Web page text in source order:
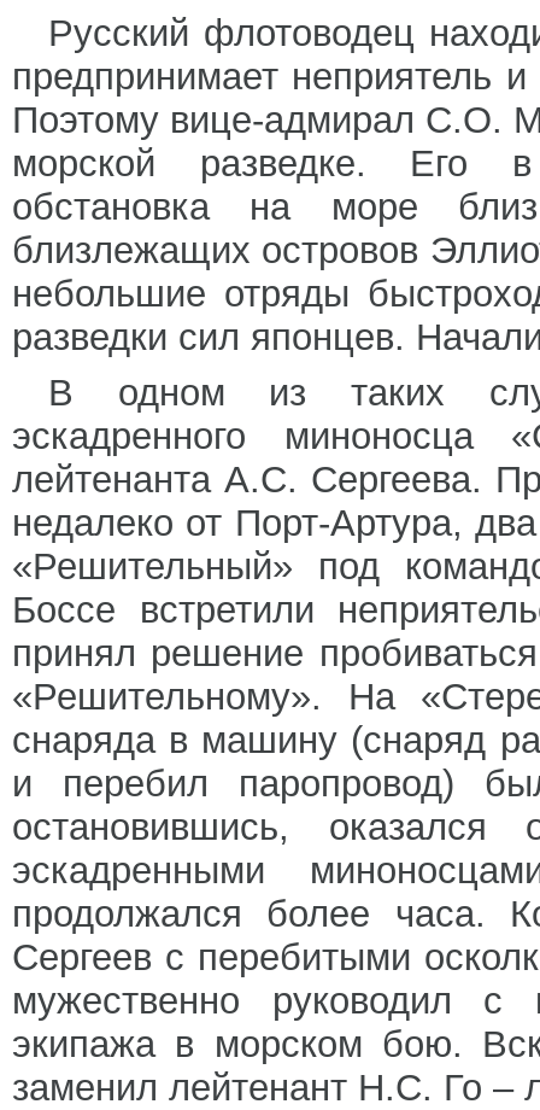
Русский флотоводец
предпринимает неприятель
Поэтому вице-адмирал С.О.
морской разведке. Его
обстановка на море
близлежащих островов
небольшие отряды
разведки сил японцев.
В одном из таких
эскадренного миноносца
лейтенанта А.С. Сергеева.
недалеко от Порт-Артура,
«Решительный» под
Боссе встретили
принял решение
«Решительному». На
снаряда в машину (снаряд
и перебил паропровод)
остановившись, оказался
эскадренными
продолжался более часа.
Сергеев с перебитыми
мужественно руководил с
экипажа в морском бою.
заменил лейтенант Н.С. Го –